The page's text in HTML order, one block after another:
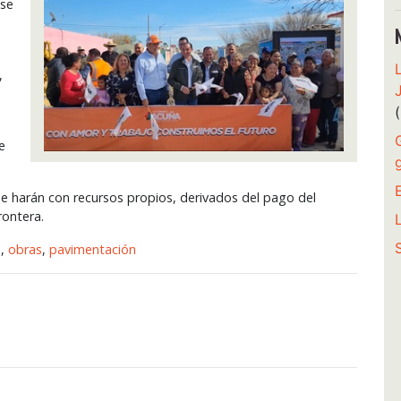
harán con recursos propios, derivados del pago del
, obras, pavimentación